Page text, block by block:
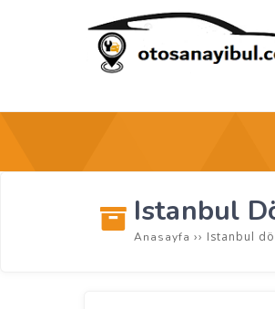
Istanbul
Anasayfa ›› Istanbul